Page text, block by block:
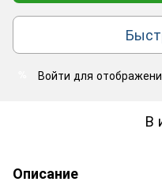
Войти для
В
Описание